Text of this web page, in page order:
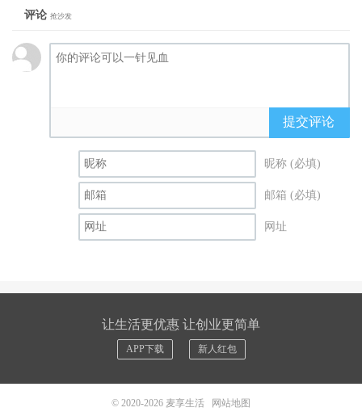
评论 抢沙发
提交评论
昵称 (必填)
邮箱 (必填)
网址
让生活更优惠 让创业更简单
APP下载 新人红包
© 2020-2026 麦享生活 网站地图